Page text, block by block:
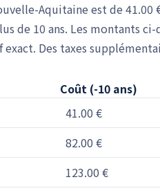
Aquitaine est de
de 10 ans. Les montants
Des taxes
Coût (-10 ans)
41.00 €
82.00 €
123.00 €